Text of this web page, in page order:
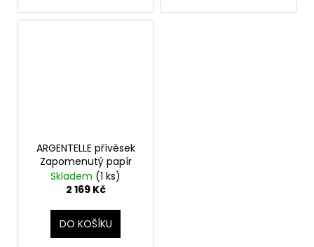
ARGENTELLE přívěsek
Zapomenutý papír
Skladem (1 ks)
2 169 Kč
DO KOŠÍKU